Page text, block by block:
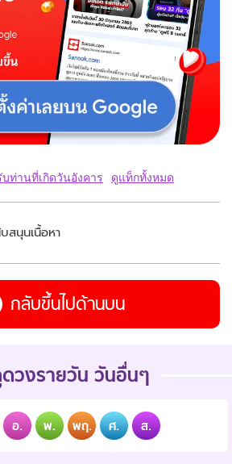
ท่านที่เกิดวันอังคาร ดูแท็กทั้งหมด
สนุนเนื้อหา
กลับขึ้นไปด้านบน
ดวงรายวัน วันอื่นๆ
อ. พ. พฤ. ศ. ส.